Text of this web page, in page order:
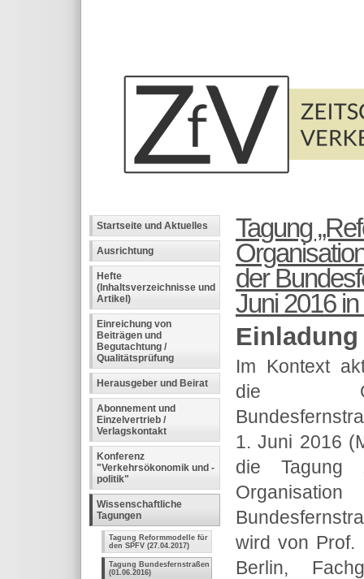
Startseite und Aktuelles
Ausrichtung
Hefte
(Inhaltsverzeichnisse und
Artikel)
Einreichung von
Beiträgen und
Begutachtung /
Qualitätsprüfung
Herausgeber und Beirat
Abonnement und
Einzelvertrieb /
Verlagskontakt
Konferenz
"Verkehrsökonomik und -
politik"
Wissenschaftliche
Tagungen
Tagung Reformmodelle für
den SPFV (27.04.2017)
Tagung Bundesfernstraßen
(01.06.2016)
Tagung
der
Juni 2016
Im Kontext
die
1. Juni 2016
die Tagung
wird von Prof.
Berlin,